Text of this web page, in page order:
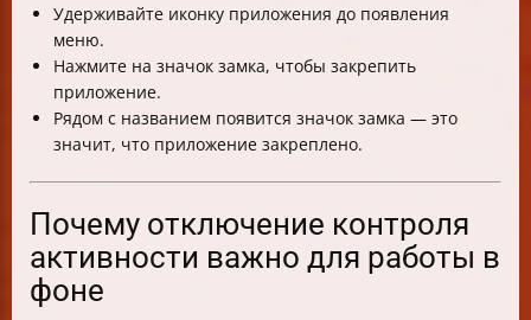
Удерживайте иконку приложения до появления
меню.
Нажмите на значок замка, чтобы закрепить
приложение.
Рядом с названием появится значок замка — это
значит, что приложение закреплено.
Почему отключение контроля
активности важно для работы в
фоне